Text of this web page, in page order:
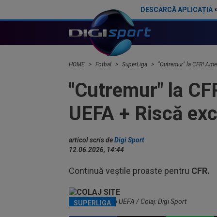
DESCARCĂ APLICAȚIA
HOME Fotbal SuperLiga "Cutremur" la CFR!
"Cutremur" la
UEFA + Riscă
articol scris deDigi Sport
12.06.2026, 14:44
Continuă veștile proaste pentru CFR.
SUPERLIGA
Logo CFR - Logo UEFA / Colaj: Digi Sport